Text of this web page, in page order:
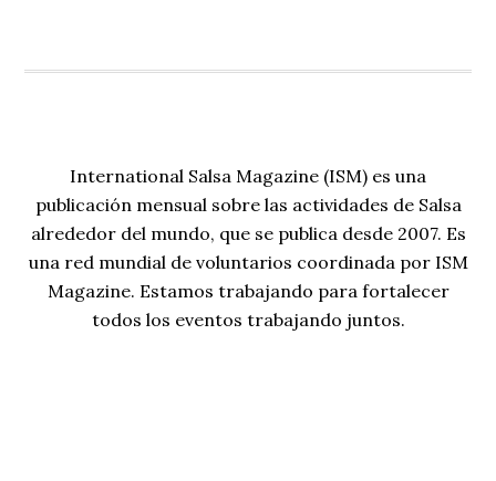
International Salsa Magazine (ISM) es una
publicación mensual sobre las actividades de Salsa
alrededor del mundo, que se publica desde 2007. Es
una red mundial de voluntarios coordinada por ISM
Magazine. Estamos trabajando para fortalecer
todos los eventos trabajando juntos.